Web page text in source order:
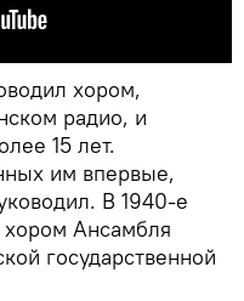
хором,
радио, и
15 лет.
им впервые,
В 1940-е
Ансамбля
государственной